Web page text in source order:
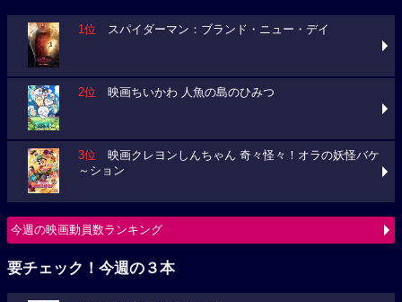
1位 スパイダーマン：ブランド・ニュー・デイ
2位 映画ちいかわ 人魚の島のひみつ
3位 映画クレヨンしんちゃん 奇々怪々！オラの妖怪バケ
～ション
今週の映画動員数ランキング
要チェック！今週の３本